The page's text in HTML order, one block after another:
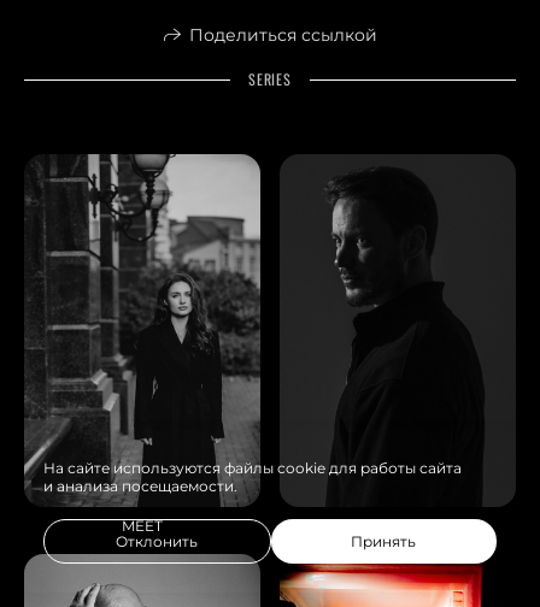
Поделиться ссылкой
SERIES
MEET
На сайте используются файлы cookie для работы сайта
и анализа посещаемости.
Отклонить Принять